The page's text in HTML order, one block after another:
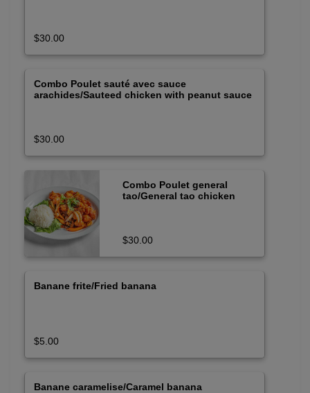
$30.00
Combo Poulet sauté avec sauce
arachides/Sauteed chicken with peanut sauce
$30.00
Combo Poulet general
tao/General tao chicken
$30.00
Banane frite/Fried banana
$5.00
Banane caramelise/Caramel banana